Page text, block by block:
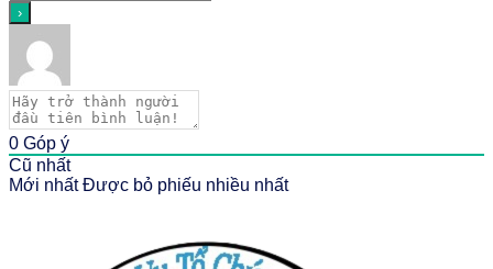
0 Góp ý
Cũ nhất
Mới nhất Được bỏ phiếu nhiều nhất